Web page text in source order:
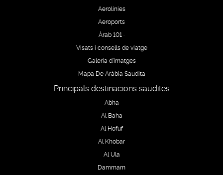
Aerolínies
Aeroports
Àrab 101 ·
Visats i consells de viatge
Galeria d’imatges
Mapa De Aràbia Saudita
Principals destinacions saudites
Abha
Al Baha
Al Hofuf
Al Khobar
Al Ula
Dammam